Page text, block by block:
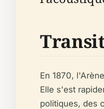
En 1870,
Elle s'est
politiques, des